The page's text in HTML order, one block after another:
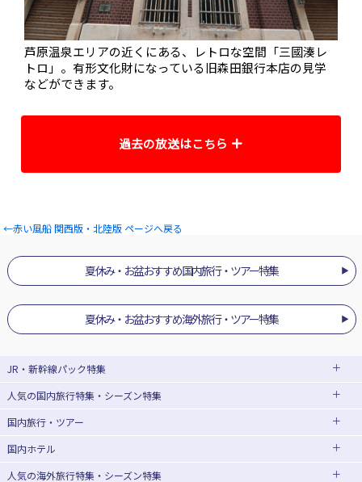
芦原温泉エリアの近くにある、レトロな空間「三國湊レ
トロ」。有形文化財になっている旧森田銀行本店の見学
などができます。
過去の放送はこちら
福井県にある日本最大級のリゾートプール「芝政ワール
ド」。波の出るプールや浮き輪スライダートリプルザウ
←赤い風船 関西版・北陸版 ページへ戻る
夏休み・お盆おすすめ国内旅行・ツアー特集
夏休み・お盆おすすめ海外旅行・ツアー特集
JR・新幹線パック特集
JR・新幹線＋ホテルパック
出張パック
人気の国内旅行特集・シーズン特集
東京ディズニーリゾート®への旅
ユニバーサル・スタジオ・ジャパン(USJ)
国内旅行・ツアー
北海道旅行・ツアー
東北旅行・ツアー
国内ホテル
人気の海外旅行特集・シーズン特集